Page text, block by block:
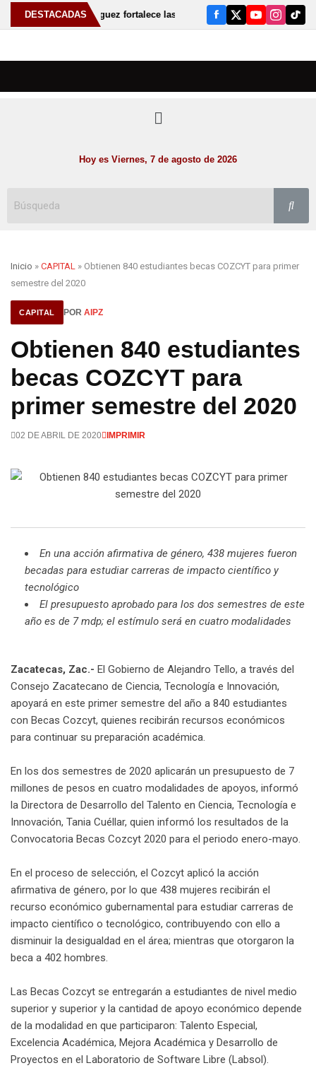
DESTACADAS
Rodríguez fortalece las tradiciones de Susticacán con elección
Hoy es Viernes, 7 de agosto de 2026
Inicio » CAPITAL » Obtienen 840 estudiantes becas COZCYT para primer
semestre del 2020
CAPITAL POR AIPZ
Obtienen 840 estudiantes
becas COZCYT para
primer semestre del 2020
02 DE ABRIL DE 2020 IMPRIMIR
En una acción afirmativa de género, 438 mujeres fueron
becadas para estudiar carreras de impacto científico y
tecnológico
El presupuesto aprobado para los dos semestres de este
año es de 7 mdp; el estímulo será en cuatro modalidades
Zacatecas, Zac.- El Gobierno de Alejandro Tello, a través del
Consejo Zacatecano de Ciencia, Tecnología e Innovación,
apoyará en este primer semestre del año a 840 estudiantes
con Becas Cozcyt, quienes recibirán recursos económicos
para continuar su preparación académica.
En los dos semestres de 2020 aplicarán un presupuesto de 7
millones de pesos en cuatro modalidades de apoyos, informó
la Directora de Desarrollo del Talento en Ciencia, Tecnología e
Innovación, Tania Cuéllar, quien informó los resultados de la
Convocatoria Becas Cozcyt 2020 para el periodo enero-mayo.
En el proceso de selección, el Cozcyt aplicó la acción
afirmativa de género, por lo que 438 mujeres recibirán el
recurso económico gubernamental para estudiar carreras de
impacto científico o tecnológico, contribuyendo con ello a
disminuir la desigualdad en el área; mientras que otorgaron la
beca a 402 hombres.
Las Becas Cozcyt se entregarán a estudiantes de nivel medio
superior y superior y la cantidad de apoyo económico depende
de la modalidad en que participaron: Talento Especial,
Excelencia Académica, Mejora Académica y Desarrollo de
Proyectos en el Laboratorio de Software Libre (Labsol).